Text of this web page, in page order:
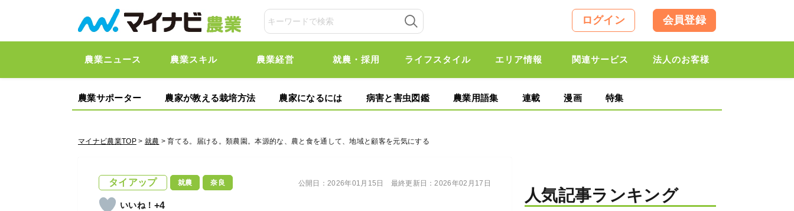
ログイン 会員登録
農業ニュース 農業スキル 農業経営 就農・採用 ライフスタイル エリア情報 関連サービス 法人のお客様
農業サポーター 農家が教える栽培方法 農家になるには 病害と害虫図鑑 農業用語集 連載 漫画 特集
マイナビ農業TOP> 就農 > 育てる。届ける。類農園。本源的な、農と食を通して、地域と顧客を元気にする
タイアップ 就農 奈良
+4
公開日：2026年01月15日 最終更新日：2026年02月17日
人気記事ランキング